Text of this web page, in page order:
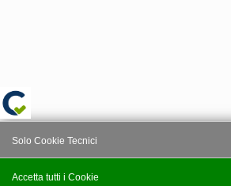
Accetta tutti i Cookie
Solo Cookie Tecnici
Salva